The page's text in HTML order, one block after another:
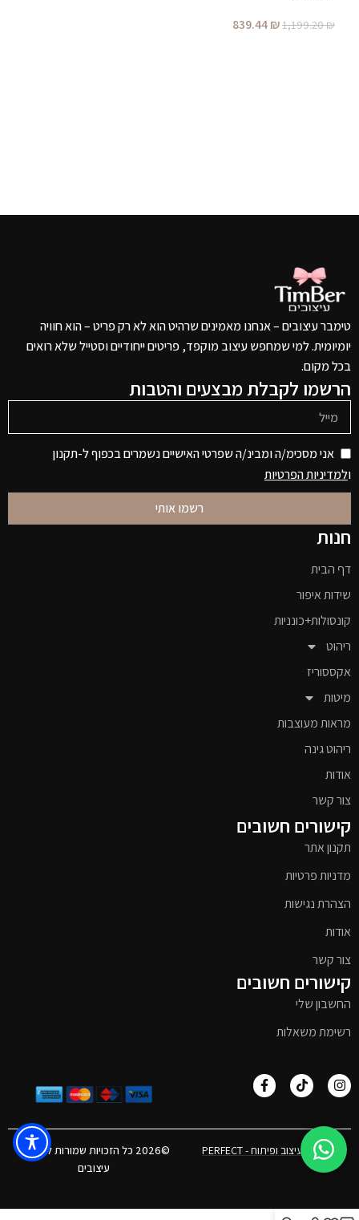
1,199.20₪
839.44₪
טימבר עיצובים – אנחנו מאמינים שרהיט הוא לא רק פריט – הוא חוויה
יומיומית. למי שמחפש עיצוב מוקפד, פריטים ייחודיים וסטייל שלא רואים
בכל מקום.
הרשמו לקבלת מבצעים והטבות
אני מסכימ/ה ומבינ/ה שפרטי האישיים נשמרים בכפוף ל-תקנון
ולמדיניות הפרטיות
רשמו אותי
חנות
דף הבית
שידות איפור
קונסולות+כונניות
ריהוט
אקססוריז
מיטות
מראות מעוצבות
ריהוט גינה
אודות
צור קשר
קישורים חשובים
תקנון אתר
מדניות פרטיות
הצהרת נגישות
אודות
צור קשר
קישורים חשובים
החשבון שלי
רשימת משאלות
אפיון, עיצוב ופיתוח - PERFECT
©2026 כל הזכויות שמורות לטימבר
עיצובים